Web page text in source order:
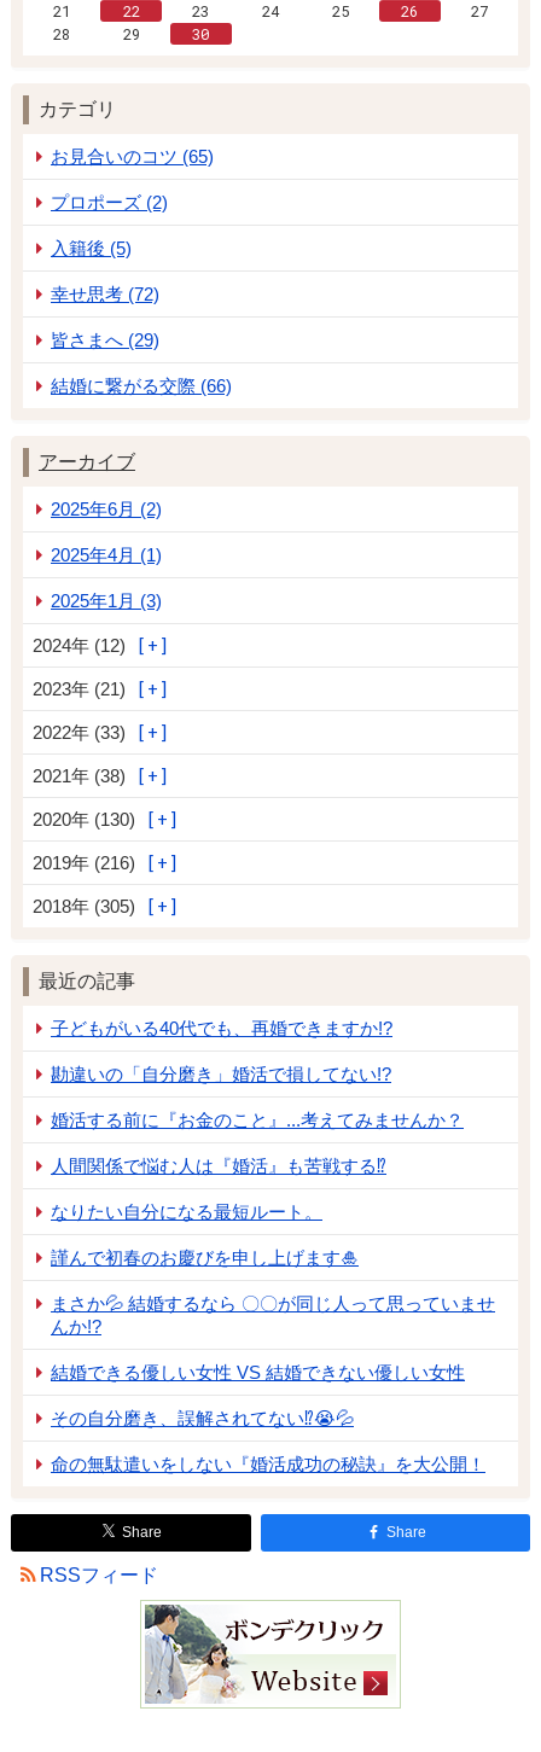
21
22 23 24 25 26
27
28
29 30
カテゴリ
お見合いのコツ (65)
プロポーズ (2)
入籍後 (5)
幸せ思考 (72)
皆さまへ (29)
結婚に繋がる交際 (66)
アーカイブ
2025年6月 (2)
2025年4月 (1)
2025年1月 (3)
2024年 (12)
2023年 (21)
2022年 (33)
2021年 (38)
2020年 (130)
2019年 (216)
2018年 (305)
最近の記事
子どもがいる40代でも、再婚できますか!?
勘違いの「自分磨き」婚活で損してない!?
婚活する前に『お金のこと』...考えてみませんか？
人間関係で悩む人は『婚活』も苦戦する⁉
なりたい自分になる最短ルート。
謹んで初春のお慶びを申し上げます🎍
まさか💦 結婚するなら 〇〇が同じ人って思っていませ
んか!?
結婚できる優しい女性 VS 結婚できない優しい女性
その自分磨き、誤解されてない⁉😭💦
命の無駄遣いをしない『婚活成功の秘訣』を大公開！
Share Share
RSSフィード